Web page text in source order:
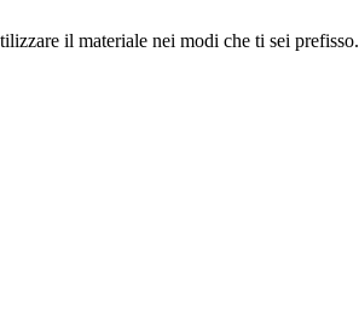
il materiale nei modi che ti sei prefisso.